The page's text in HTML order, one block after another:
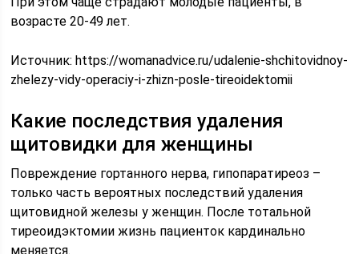
возрасте 20-49 лет.
Источник:https://womanadvice.ru/udalenie-shchitovidnoy-
zhelezy-vidy-operaciy-i-zhizn-posle-tireoidektomii
Какие последствия удаления
щитовидки для женщины
Повреждение гортанного нерва, гипопаратиреоз –
только часть вероятных последствий удаления
щитовидной железы у женщин. После тотальной
тиреоидэктомии жизнь пациенток кардинально
меняется.